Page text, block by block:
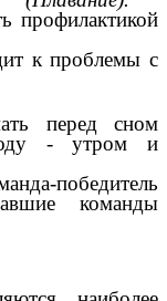
профилактикой
к проблемы с
перед сном
- утром и
победитель
команды